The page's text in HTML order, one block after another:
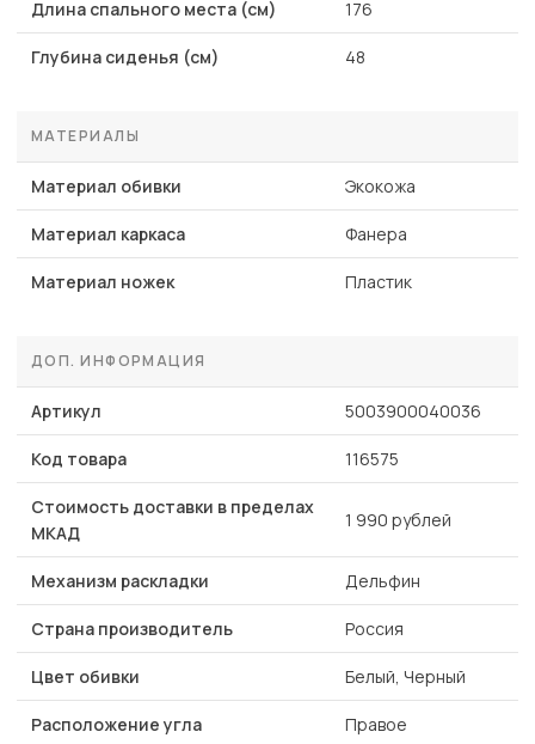
Длина спального места (см) 176
Глубина сиденья (см) 48
МАТЕРИАЛЫ
Материал обивки Экокожа
Материал каркаса Фанера
Материал ножек Пластик
ДОП. ИНФОРМАЦИЯ
Артикул 5003900040036
Код товара 116575
Стоимость доставки в пределах
МКАД
1 990 рублей
Механизм раскладки Дельфин
Страна производитель Россия
Цвет обивки Белый, Черный
Расположение угла Правое